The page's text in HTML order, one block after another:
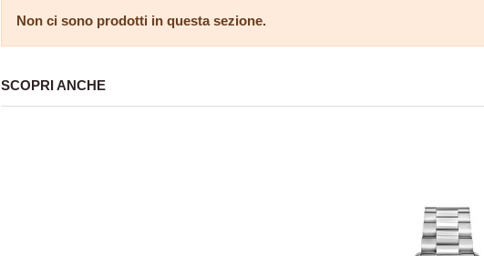
Non ci sono prodotti in questa sezione.
SCOPRI ANCHE